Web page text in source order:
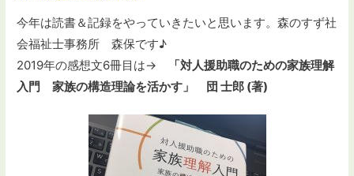
今年は読書＆記録をやっていきたいと思います。森のすず社
会福祉士事務所 森保です♪
2019年の感想文6冊目は→ 「対人援助職のための家族理解
入門 家族の構造理論を活かす」 団 士郎 (著)